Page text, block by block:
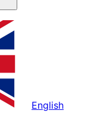
English